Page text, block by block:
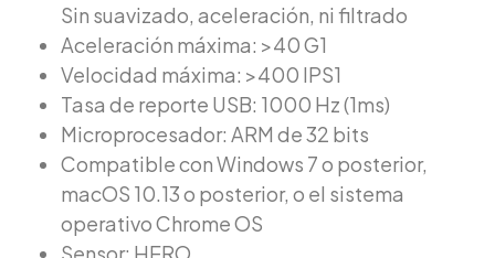
Sin suavizado, aceleración, ni filtrado
Aceleración máxima: >40 G1
Velocidad máxima: >400 IPS1
Tasa de reporte USB: 1000 Hz (1ms)
Microprocesador: ARM de 32 bits
Compatible con Windows 7 o posterior,
macOS 10.13 o posterior, o el sistema
operativo Chrome OS
Sensor: HERO